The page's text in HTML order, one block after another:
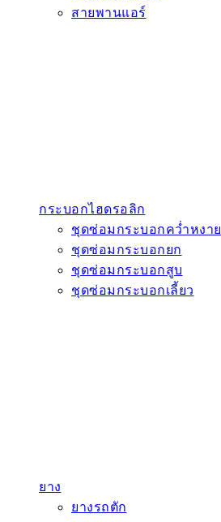
สายพานแอร์
กระบอกไฮดรอลิก
ชุดซ่อมกระบอกคว่ำหงาย
ชุดซ่อมกระบอกยก
ชุดซ่อมกระบอกสูบ
ชุดซ่อมกระบอกเลี้ยว
ยาง
ยางรถตัก